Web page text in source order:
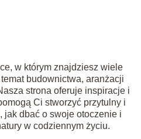
w którym znajdziesz wiele
budownictwa, aranżacji
strona oferuje inspiracje i
Ci stworzyć przytulny i
jak dbać o swoje otoczenie i
w codziennym życiu.